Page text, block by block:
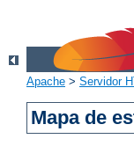
Apache > Servidor
Mapa de